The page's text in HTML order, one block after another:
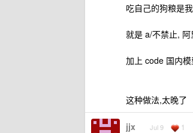
吃自己的狗粮是
就是 a/不禁止,
加上 code 国内
这种做法,太晚了
jjx Jul 9 1